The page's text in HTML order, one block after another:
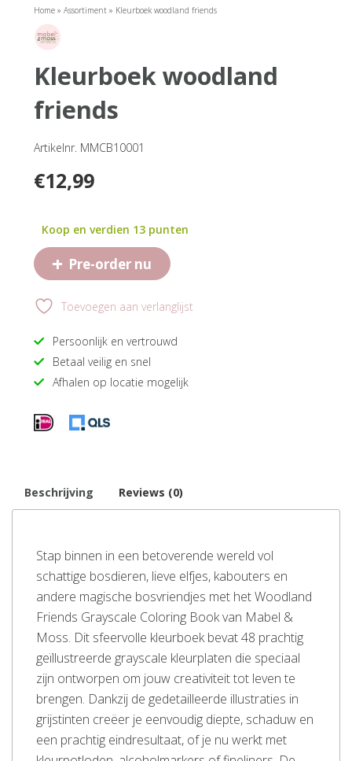
Home » Assortiment » Kleurboek woodland friends
kleurboek woodland
friends
Artikelnr. MMCB10001
€12,99
Koop en verdien 13 punten
+ Pre-order nu
Toevoegen aan verlanglijst
Persoonlijk en vertrouwd
Betaal veilig en snel
Afhalen op locatie mogelijk
Beschrijving Reviews (0)
Stap binnen in een betoverende wereld vol
schattige bosdieren, lieve elfjes, kabouters en
andere magische bosvriendjes met het Woodland
Friends Grayscale Coloring Book van Mabel &
Moss. Dit sfeervolle kleurboek bevat 48 prachtig
geïllustreerde grayscale kleurplaten die speciaal
zijn ontworpen om jouw creativiteit tot leven te
brengen. Dankzij de gedetailleerde illustraties in
grijstinten creëer je eenvoudig diepte, schaduw en
een prachtig eindresultaat, of je nu werkt met